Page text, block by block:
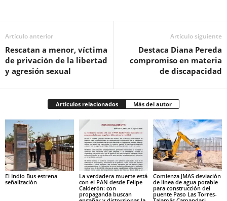
Artículo anterior
Rescatan a menor, víctima
de privación de la libertad
y agresión sexual
Artículo siguiente
Destaca Diana Pereda
compromiso en materia
de discapacidad
Artículos relacionados Más del autor
El Indio Bus estrena
señalización
La verdadera muerte está
con el PAN desde Felipe
Calderón: con
propaganda buscan
Comienza JMAS deviación
de línea de agua potable
para construcción del
puente Paso Las Torres-